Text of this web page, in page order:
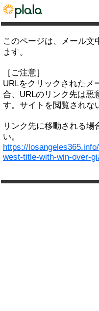
このページは、メール文
ます。
［ご注意］
URLをクリックされたメ
合、URLのリンク先は悪
す。サイトを閲覧されな
リンク先に移動される
い。
https://
west-title-with-win-over-